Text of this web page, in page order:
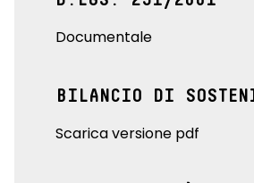
Documentale
BILANCIO DI
Scarica versione pdf